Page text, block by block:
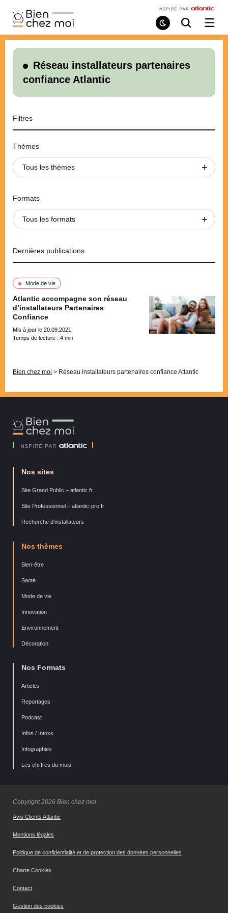
Bien
Chez
Moi
Mode
de
Recherche
/
le
Réseau installateurs partenaires
confiance Atlantic
Filtres
Thèmes
Tous les thèmes
Formats
Tous les formats
Dernières publications
Mode de vie
Atlantic accompagne son réseau
d’installateurs Partenaires
Confiance
Mis à jour le 20.09.2021
Temps de lecture : 4 min
Bien chez moi > Réseau installateurs partenaires confiance Atlantic
Bien
Chez
Nos sites
Site Grand Public – atlantic.fr
Site Professionnel – atlantic-pro.fr
Recherche d’installateurs
Nos thèmes
Bien-être
Santé
Mode de vie
Innovation
Environnement
Décoration
Nos Formats
Articles
Reportages
Podcast
Infos / Intoxs
Infographies
Les chiffres du mois
Copyright 2026 Bien chez moi
Avis Clients Atlantic
Mentions légales
Politique de confidentialité et de protection des données personnelles
Charte Cookies
Contact
Gestion des cookies